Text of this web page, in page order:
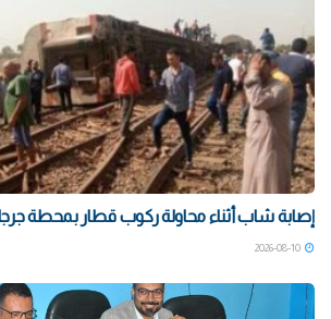
إصابة شاب أثناء محاولة ركوب قطار بمحطة